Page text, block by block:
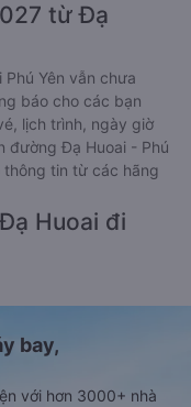
từ Đạ
Yên vẫn chưa
báo cho các bạn
lịch trình, ngày giờ
đường Đạ Huoai - Phú
thông tin từ các hãng
Huoai đi
bay,
với hơn 3000+ nhà